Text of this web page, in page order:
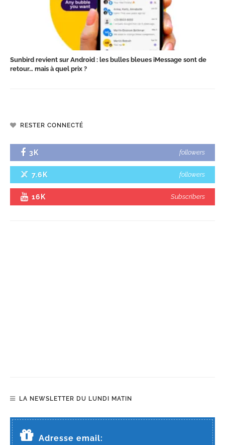
Sunbird revient sur Android : les bulles bleues iMessage sont de
retour… mais à quel prix ?
RESTER CONNECTÉ
3K followers
7.6K followers
16K Subscribers
LA NEWSLETTER DU LUNDI MATIN
Adresse email: